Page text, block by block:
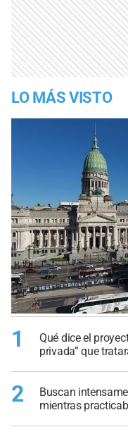
LO MÁS VISTO
1
Qué dice el
privada” que
2
Buscan
mientras